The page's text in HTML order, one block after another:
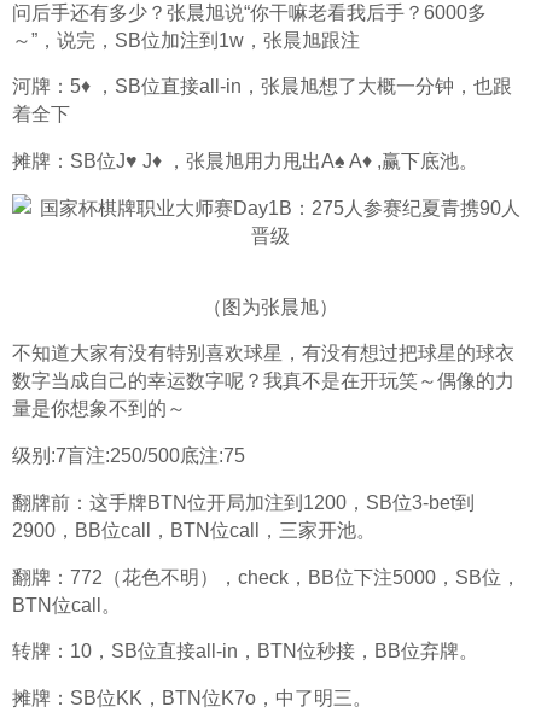
问后手还有多少？张晨旭说“你干嘛老看我后手？6000多
～”，说完，SB位加注到1w，张晨旭跟注
河牌：5♦️ ，SB位直接all-in，张晨旭想了大概一分钟，也跟
着全下
摊牌：SB位J♥️ J♦️ ，张晨旭用力甩出A♠️ A♦️ ,赢下底池。
（图为张晨旭）
不知道大家有没有特别喜欢球星，有没有想过把球星的球衣
数字当成自己的幸运数字呢？我真不是在开玩笑～偶像的力
量是你想象不到的～
级别:7盲注:250/500底注:75
翻牌前：这手牌BTN位开局加注到1200，SB位3-bet到
2900，BB位call，BTN位call，三家开池。
翻牌：772（花色不明），check，BB位下注5000，SB位，
BTN位call。
转牌：10，SB位直接all-in，BTN位秒接，BB位弃牌。
摊牌：SB位KK，BTN位K7o，中了明三。